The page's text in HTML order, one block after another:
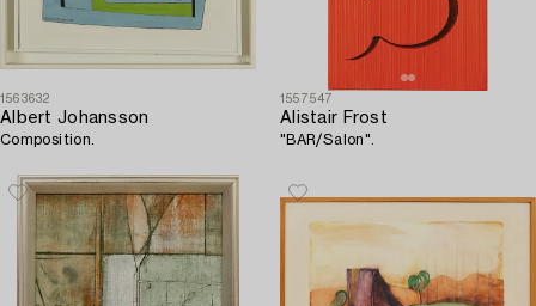
1563632
Albert Johansson
Composition.
1557547
Alistair Frost
"BAR/Salon".